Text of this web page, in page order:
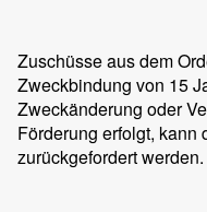
Zuschüsse aus dem
Zweckbindung von 15
Zweckänderung oder
Förderung erfolgt, kann
zurückgefordert werden.